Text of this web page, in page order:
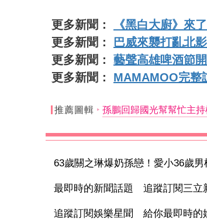
更多新聞：
《黑白大廚》來
更多新聞：
巴威來襲打亂北
更多新聞： 藝聲高雄啤酒節
更多新聞： MAMAMOO完整
推薦圖輯 孫鵬回歸國光幫幫忙主持
63歲關之琳爆奶孫戀！愛小36歲男
最即時的新聞話題 追蹤訂閱三立
追蹤訂閱娛樂星聞 給你最即時的